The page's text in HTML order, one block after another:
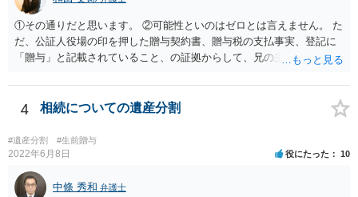
①その通りだと思います。 ②可能性といのはゼロとは言えません。 た
だ、公証人役場の印を押した贈与契約書、贈与税の支払事実、登記に
「贈与」と記載されていること、の証拠からして、兄の主張は通らな
わなければ、遺産分割調停を申し立てて進めるのがベターのような気
がしますね。
4 相続についての遺産分割
#遺産分割 #生前贈与
2022年6月8日 役にたった 10
中條 秀和 弁護士